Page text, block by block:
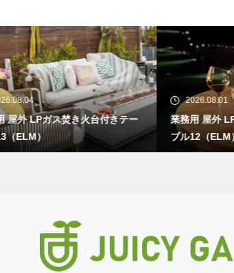
2026.08.01
業務用 屋外 LPガス焚き火台付きテー
ブル12（ELM）
業務用
ブル11